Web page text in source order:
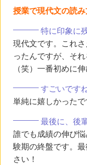
授業で現代文の読
特に印象に
現代文です。これ
ったんですが、そ
（笑）一番初めに
すごいです
単純に嬉しかった
最後に、後
誰でも成績の伸び
験期の終盤です。
さい！